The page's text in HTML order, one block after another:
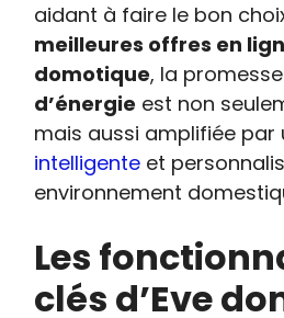
aidant à faire le bon
meilleures offres en
domotique, la promesse
d’énergie est non
mais aussi amplifiée par
intelligente et
environnement
Les
clés d’Eve